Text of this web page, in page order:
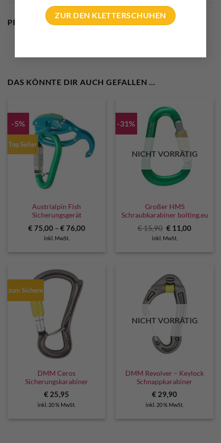
ZUR DEN KLETTERSCHUHEN
PRODUKTSICHERHEIT
DAS KÖNNTE DIR AUCH GEFALLEN …
-5%
Top Seller
Austrialpin Fish
Sicherungsgerät
€ 75,00– € 76,00
inkl. MwSt.
-31%
NICHT VORRÄTIG
Großer HMS
Schraubkarabiner bolting.eu
€15,90 Ursprünglicher
Preis
war:
€ 11,00
inkl. MwSt.
zum Sichern
DMM Ceros
Sicherungskarabiner
€ 25,95
inkl. 20 % MwSt.
NICHT VORRÄTIG
DMM Revolver – Keylock
Schnappkarabiner
€ 29,90
inkl. 20 % MwSt.